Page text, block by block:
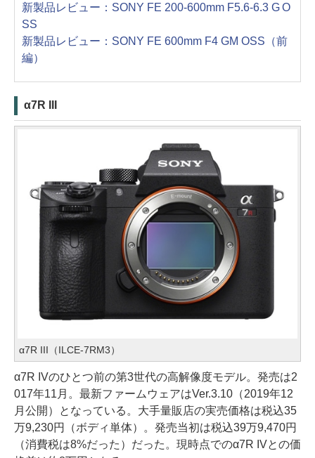
新製品レビュー：SONY FE 200-600mm F5.6-6.3 G O
SS
新製品レビュー：SONY FE 600mm F4 GM OSS（前
編）
α7R III
α7R III（ILCE-7RM3）
α7R IVのひとつ前の第3世代の高解像度モデル。発売は2
017年11月。最新ファームウェアはVer.3.10（2019年12
月公開）となっている。大手量販店の実売価格は税込35
万9,230円（ボディ単体）。発売当初は税込39万9,470円
（消費税は8%だった）だった。現時点でのα7R IVとの価